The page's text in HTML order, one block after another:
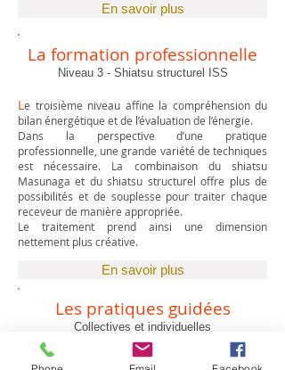
En savoir plus
La formation professionnelle
Niveau 3 - Shiatsu structurel ISS
Le troisième niveau affine la compréhension du
bilan énergétique et de l’évaluation de l’énergie.
Dans la perspective d’une pratique
professionnelle, une grande variété de techniques
est nécessaire. La combinaison du shiatsu
Masunaga et du shiatsu structurel offre plus de
possibilités et de souplesse pour traiter chaque
receveur de manière appropriée.
Le traitement prend ainsi une dimension
nettement plus créative.
En savoir plus
Les pratiques guidées
Collectives et individuelles